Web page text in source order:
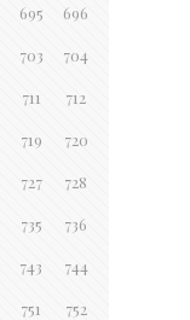
695 696
703 704
711 712
719 720
727 728
735 736
743 744
751 752